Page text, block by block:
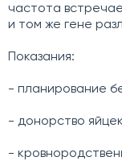
частота
и том же гене
Показания:
- планирование
- донорство
-